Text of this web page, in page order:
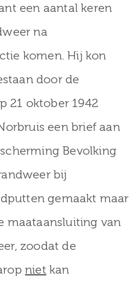
een aantal keren
na
komen. Hij kon
door de
21 oktober 1942
een brief aan
Bevolking
bij
gemaakt maar
maataansluiting van
zoodat de
niet kan